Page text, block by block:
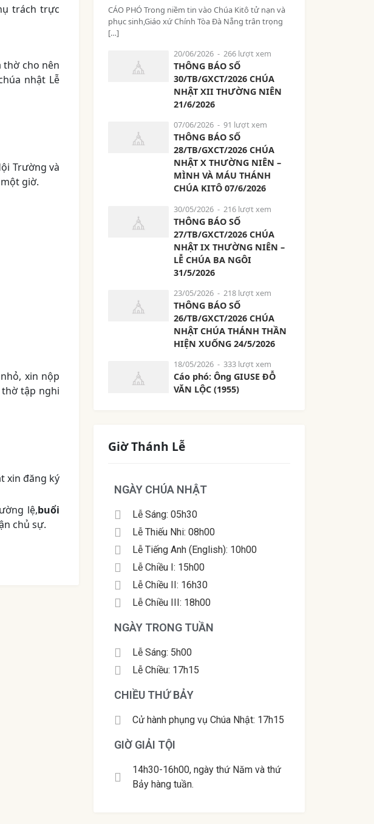
trách trực
cho nên
nhật Lễ
Trường và
giờ.
xin nộp
tập nghi
xin đăng ký
lệ,buổi
chủ sự.
CÁO PHÓ Trong niềm tin vào Chúa Kitô tử nạn và
phục sinh,Giáo xứ Chính Tòa Đà Nẵng trân trọng
[…]
20/06/2026- 266 lượt xem
THÔNG BÁO SỐ
30/TB/GXCT/2026 CHÚA
NHẬT XII THƯỜNG NIÊN
21/6/2026
07/06/2026- 91 lượt xem
THÔNG BÁO SỐ
28/TB/GXCT/2026 CHÚA
NHẬT X THƯỜNG NIÊN –
MÌNH VÀ MÁU THÁNH
CHÚA KITÔ 07/6/2026
30/05/2026- 216 lượt xem
THÔNG BÁO SỐ
27/TB/GXCT/2026 CHÚA
NHẬT IX THƯỜNG NIÊN –
LỄ CHÚA BA NGÔI
31/5/2026
23/05/2026- 218 lượt xem
THÔNG BÁO SỐ
26/TB/GXCT/2026 CHÚA
NHẬT CHÚA THÁNH THẦN
HIỆN XUỐNG 24/5/2026
18/05/2026- 333 lượt xem
Cáo phó: Ông GIUSE ĐỖ
VĂN LỘC (1955)
Giờ Thánh Lễ
NGÀY CHÚA NHẬT
Lễ Sáng: 05h30
Lễ Thiếu Nhi: 08h00
Lễ Tiếng Anh (English): 10h00
Lễ Chiều I: 15h00
Lễ Chiều II: 16h30
Lễ Chiều III: 18h00
NGÀY TRONG TUẦN
Lễ Sáng: 5h00
Lễ Chiều: 17h15
CHIỀU THỨ BẢY
Cử hành phụng vụ Chúa Nhật: 17h15
GIỜ GIẢI TỘI
14h30-16h00, ngày thứ Năm và thứ
Bảy hàng tuần.